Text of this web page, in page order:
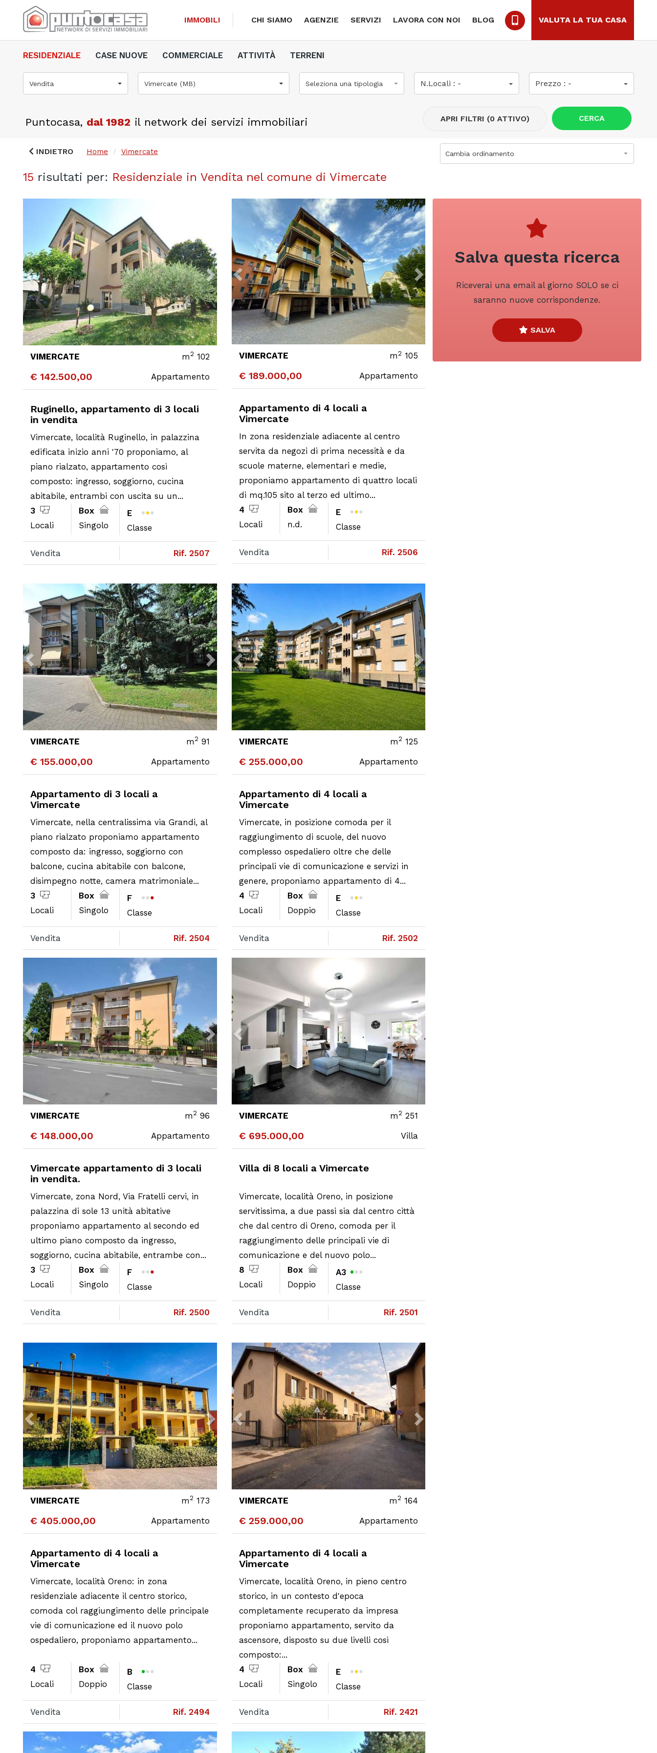
IMMOBILI CHI SIAMO AGENZIE SERVIZI LAVORA CON NOI BLOG VALUTA LA TUA CASA
RESIDENZIALE CASE NUOVE COMMERCIALE ATTIVITÀ TERRENI
Vendita Vimercate (MB) Seleziona una tipologia N.Locali : - Prezzo : -
Puntocasa, dal 1982 il network dei servizi immobiliari CERCA
APRI FILTRI (0 ATTIVO)
INDIETRO Home Vimercate Cambia ordinamento
15 risultati per: Residenziale in Vendita nel comune di Vimercate
CONTATTA DETTAGLI
VIMERCATE m2 102
€ 142.500,00 Appartamento
Ruginello, appartamento di 3 locali
in vendita
Vimercate, località Ruginello, in palazzina
edificata inizio anni '70 proponiamo, al
piano rialzato, appartamento così
composto: ingresso, soggiorno, cucina
abitabile, entrambi con uscita su un...
3
Locali
Box
Singolo
E
Classe
Vendita Rif. 2507
Previous Next
CONTATTA DETTAGLI
VIMERCATE m2 105
€ 189.000,00 Appartamento
Appartamento di 4 locali a
Vimercate
In zona residenziale adiacente al centro
servita da negozi di prima necessità e da
scuole materne, elementari e medie,
proponiamo appartamento di quattro locali
di mq.105 sito al terzo ed ultimo...
4
Locali
Box
n.d.
E
Classe
Vendita Rif. 2506
Next
CONTATTA DETTAGLI
VIMERCATE m2 91
€ 155.000,00 Appartamento
Appartamento di 3 locali a
Vimercate
Vimercate, nella centralissima via Grandi, al
piano rialzato proponiamo appartamento
composto da: ingresso, soggiorno con
balcone, cucina abitabile con balcone,
disimpegno notte, camera matrimoniale...
3
Locali
Box
Singolo
F
Classe
Vendita Rif. 2504
Previous
CONTATTA DETTAGLI
VIMERCATE m2 125
€ 255.000,00 Appartamento
Appartamento di 4 locali a
Vimercate
Vimercate, in posizione comoda per il
raggiungimento di scuole, del nuovo
complesso ospedaliero oltre che delle
principali vie di comunicazione e servizi in
genere, proponiamo appartamento di 4...
4
Locali
Box
Doppio
E
Classe
Vendita Rif. 2502
CONTATTA DETTAGLI
VIMERCATE m2 96
€ 148.000,00 Appartamento
Vimercate appartamento di 3 locali
in vendita.
Vimercate, zona Nord, Via Fratelli cervi, in
palazzina di sole 13 unità abitative
proponiamo appartamento al secondo ed
ultimo piano composto da ingresso,
soggiorno, cucina abitabile, entrambe con...
3
Locali
Box
Singolo
F
Classe
Vendita Rif. 2500
CONTATTA
VIMERCATE m2 251
€ 695.000,00 Villa
Villa di 8 locali a Vimercate
Vimercate, località Oreno, in posizione
servitissima, a due passi sia dal centro città
che dal centro di Oreno, comoda per il
raggiungimento delle principali vie di
comunicazione e del nuovo polo...
8
Locali
Box
Doppio
A3
Classe
Vendita Rif. 2501
Next
CONTATTA DETTAGLI
VIMERCATE m2 173
€ 405.000,00 Appartamento
Appartamento di 4 locali a
Vimercate
Vimercate, località Oreno: in zona
residenziale adiacente il centro storico,
comoda col raggiungimento delle principale
vie di comunicazione ed il nuovo polo
ospedaliero, proponiamo appartamento...
4
Locali
Box
Doppio
B
Classe
Vendita Rif. 2494
Previous Next
CONTATTA DETTAGLI
VIMERCATE m2 164
€ 259.000,00 Appartamento
Appartamento di 4 locali a
Vimercate
Vimercate, località Oreno, in pieno centro
storico, in un contesto d'epoca
completamente recuperato da impresa
proponiamo appartamento, servito da
ascensore, disposto su due livelli così
composto:...
4
Locali
Box
Singolo
E
Classe
Vendita Rif. 2421
Previous Next Next
Salva questa ricerca
Riceverai una email al giorno SOLO se ci
saranno nuove corrispondenze.
SALVA